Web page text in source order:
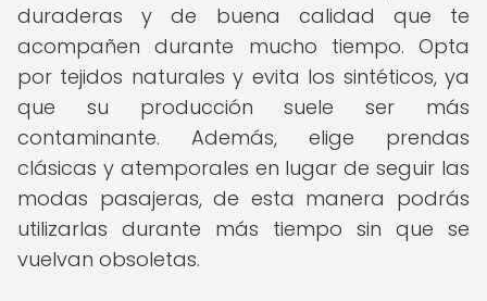
duraderas y de buena calidad que te
acompañen durante mucho tiempo. Opta
por tejidos naturales y evita los sintéticos, ya
que su producción suele ser más
contaminante. Además, elige prendas
clásicas y atemporales en lugar de seguir las
modas pasajeras, de esta manera podrás
utilizarlas durante más tiempo sin que se
vuelvan obsoletas.